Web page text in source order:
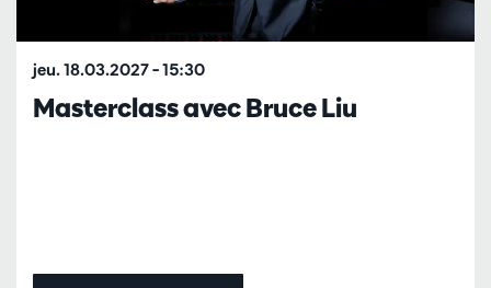
Masterclass avec Bruce Liu
jeu. 18.03.2027– 15:30